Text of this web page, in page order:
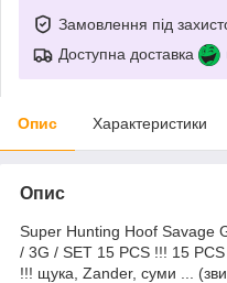
Замовлення під
Доступна доставка
Опис Характеристики
Опис
Super Hunting Hoof Savage
/ 3G / SET 15 PCS !!! 15
!!! щука, Zander, суми ...